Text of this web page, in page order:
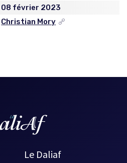
08 février 2023
Christian Mory
Ce
fenêtre
Le Daliaf